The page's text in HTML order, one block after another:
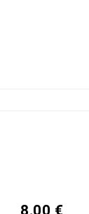
8,00 €